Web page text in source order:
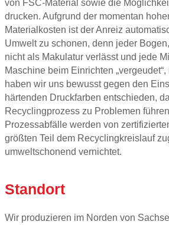
von FSC-Material sowie die
drucken. Aufgrund der momentan
Materialkosten ist der Anreiz
Umwelt zu schonen, denn jeder
nicht als Makulatur verlässt und jede
Maschine beim Einrichten
haben wir uns bewusst gegen den
härtenden Druckfarben entschieden,
Recyclingprozess zu Problemen
Prozessabfälle werden von
größten Teil dem Recyclingkreislauf
umweltschonend vernichtet.
Standort
Wir produzieren im Norden von